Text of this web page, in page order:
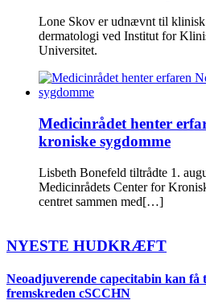
Lone Skov er udnævnt til
dermatologi ved Institut for
Universitet.
Medicinrådet henter
kroniske sygdomme
Lisbeth Bonefeld tiltrådte 1.
Medicinrådets Center for
centret sammen med[…]
NYESTE HUDKRÆFT
Neoadjuverende capecitabin kan
fremskreden cSCCHN